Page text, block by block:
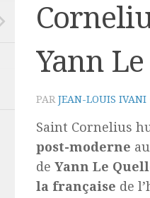
Yann
PAR JEAN-LOUIS IVANI
Saint Cornelius
post-moderne au
de Yann Le
la française de